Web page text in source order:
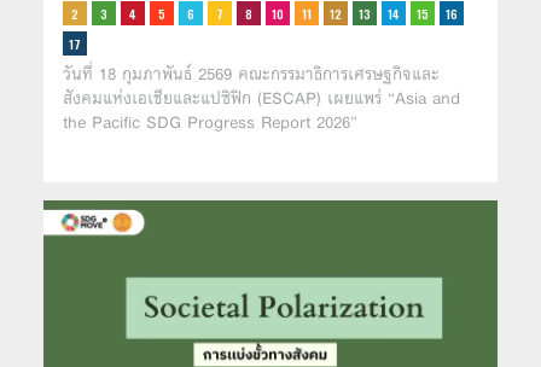
วันที่ 18 กุมภาพันธ์ 2569 คณะกรรมาธิการเศรษฐกิจและ
สังคมแห่งเอเชียและแปซิฟิก (ESCAP) เผยแพร่ “Asia and
the Pacific SDG Progress Report 2026”